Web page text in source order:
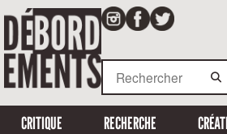
CRITIQUE RECHERCHE